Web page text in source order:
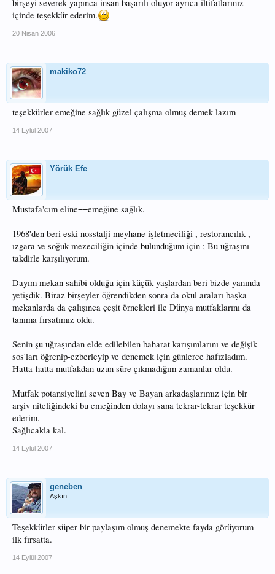
birşeyi severek yapınca insan başarılı oluyor ayrıca iltifatlarınız
içinde teşekkür ederim.
20 Nisan 2006
makiko72
teşekkürler emeğine sağlık güzel çalışma olmuş demek lazım
14 Eylül 2007
Yörük Efe
Mustafa'cım eline==emeğine sağlık.
1968'den beri eski nosstalji meyhane işletmeciliği , restorancılık ,
ızgara ve soğuk mezeciliğin içinde bulunduğum için ; Bu uğraşını
takdirle karşılıyorum.
Dayım mekan sahibi olduğu için küçük yaşlardan beri bizde yanında
yetişdik. Biraz birşeyler öğrendikden sonra da okul araları başka
mekanlarda da çalışınca çeşit örnekleri ile Dünya mutfaklarını da
tanıma fırsatımız oldu.
Senin şu uğraşından elde edilebilen baharat karışımlarını ve değişik
sos'ları öğrenip-ezberleyip ve denemek için günlerce hafızladım.
Hatta-hatta mutfakdan uzun süre çıkmadığım zamanlar oldu.
Mutfak potansiyelini seven Bay ve Bayan arkadaşlarımız için bir
arşiv niteliğindeki bu emeğinden dolayı sana tekrar-tekrar teşekkür
ederim.
Sağlıcakla kal.
14 Eylül 2007
geneben
Aşkın
Teşekkürler süper bir paylaşım olmuş denemekte fayda görüyorum
ilk fırsatta.
14 Eylül 2007